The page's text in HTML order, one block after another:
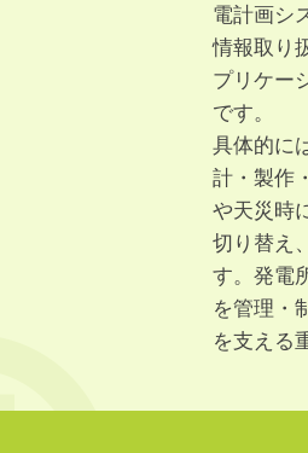
電計画シ
情報取り
プリケー
です。
具体的に
計・製作
や天災時
切り替え
す。発電
を管理・
を支える